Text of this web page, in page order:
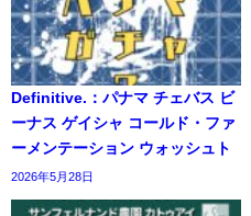
Definitive.：パナマ チェバス ビ
ーナス ゲイシャ コールド・ファ
ーメンテーション ウォッシュト
2026年5月28日